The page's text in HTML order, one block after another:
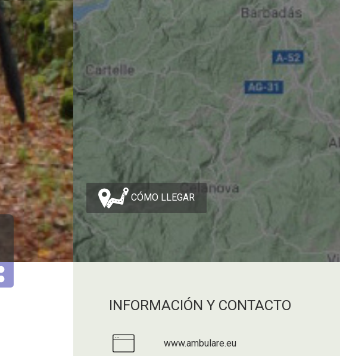
CÓMO LLEGAR
INFORMACIÓN Y CONTACTO
www.ambulare.eu